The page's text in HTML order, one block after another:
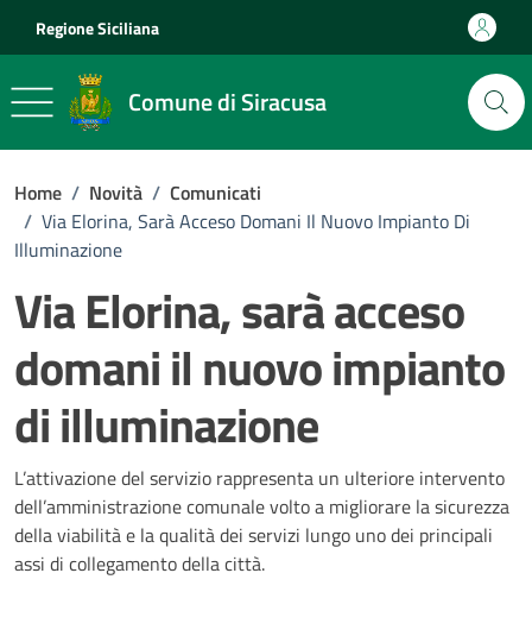
Regione Siciliana
Comune di Siracusa
Home / Novità / Comunicati
/ Via Elorina, Sarà Acceso Domani Il Nuovo Impianto Di
Illuminazione
Via Elorina, sarà acceso
domani il nuovo impianto
di illuminazione
Dettagli della notizia
L’attivazione del servizio rappresenta un ulteriore intervento
dell’amministrazione comunale volto a migliorare la sicurezza
della viabilità e la qualità dei servizi lungo uno dei principali
assi di collegamento della città.